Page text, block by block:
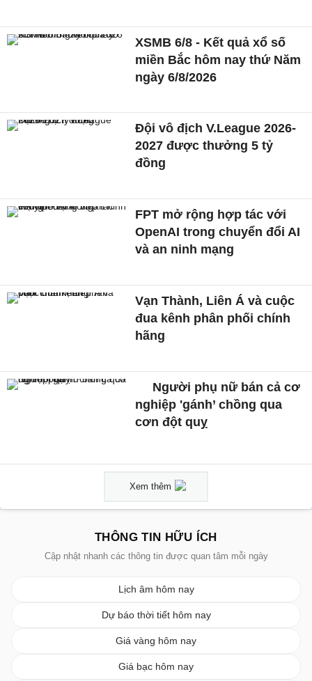
XSMB 6/8 - Kết quả xổ số
miền Bắc hôm nay thứ Năm
ngày 6/8/2026
Đội vô địch V.League 2026-
2027 được thưởng 5 tỷ
đồng
FPT mở rộng hợp tác với
OpenAI trong chuyển đổi AI
và an ninh mạng
Vạn Thành, Liên Á và cuộc
đua kênh phân phối chính
hãng
Người phụ nữ bán cả cơ
nghiệp 'gánh’ chồng qua
cơn đột quỵ
Xem thêm
THÔNG TIN HỮU ÍCH
Cập nhật nhanh các thông tin được quan tâm mỗi ngày
Lịch âm hôm nay
Dự báo thời tiết hôm nay
Giá vàng hôm nay
Giá bạc hôm nay